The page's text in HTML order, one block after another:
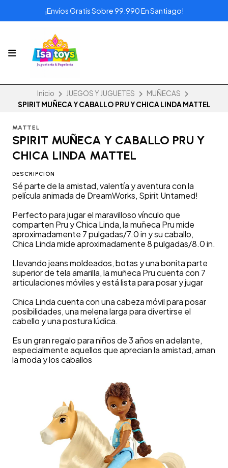
¡Envíos Gratis Sobre 99.990 En Santiago!
Inicio JUEGOS Y JUGUETES
MUÑECAS
SPIRIT MUÑECA Y CABALLO PRU Y CHICA LINDA MATTEL
MATTEL
SPIRIT MUÑECA Y CABALLO PRU Y
CHICA LINDA MATTEL
DESCRIPCIÓN
Sé parte de la amistad, valentía y aventura con la
película animada de DreamWorks, Spirit Untamed!
Perfecto para jugar el maravilloso vínculo que
comparten Pru y Chica Linda, la muñeca Pru mide
aproximadamente 7 pulgadas/7.0 in y su caballo,
Chica Linda mide aproximadamente 8 pulgadas/8.0 in.
Llevando jeans moldeados, botas y una bonita parte
superior de tela amarilla, la muñeca Pru cuenta con 7
articulaciones móviles y está lista para posar y jugar
Chica Linda cuenta con una cabeza móvil para posar
posibilidades, una melena larga para divertirse el
cabello y una postura lúdica.
Es un gran regalo para niños de 3 años en adelante,
especialmente aquellos que aprecian la amistad, aman
la moda y los caballos